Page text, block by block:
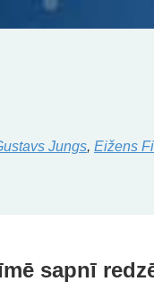
Jungs, Eižens
sapnī